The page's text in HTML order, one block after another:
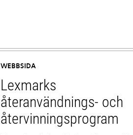
WEBBSIDA
Lexmarks
återanvändnings- och
återvinningsprogram